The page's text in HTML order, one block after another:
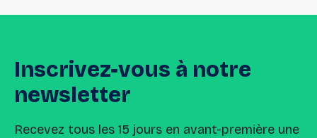
Inscrivez-vous à notre
newsletter
Recevez tous les 15 jours en avant-première une